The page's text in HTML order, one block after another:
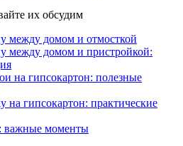
их обсудим
между домом и отмосткой
между домом и пристройкой:
на гипсокартон: полезные
на гипсокартон: практические
важные моменты